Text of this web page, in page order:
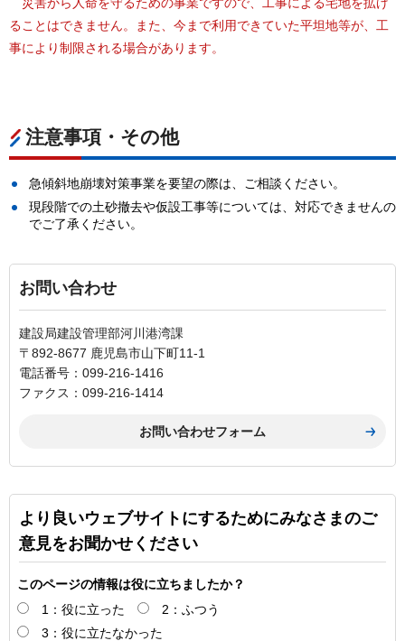
ることはできません。また、今まで利用できていた平坦地等が、工
事により制限される場合があります。
注意事項・その他
急傾斜地崩壊対策事業を要望の際は、ご相談ください。
現段階での土砂撤去や仮設工事等については、対応できませんの
でご了承ください。
お問い合わせ
建設局建設管理部河川港湾課
〒892-8677 鹿児島市山下町11-1
電話番号：099-216-1416
ファクス：099-216-1414
より良いウェブサイトにするためにみなさまのご
意見をお聞かせください
このページの情報は役に立ちましたか？
1：役に立った
2：ふつう
3：役に立たなかった